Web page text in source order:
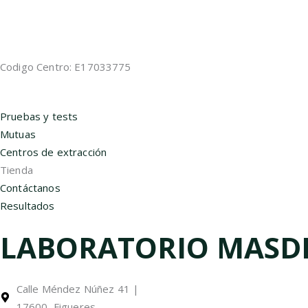
Codigo Centro: E17033775
Pruebas y tests
Mutuas
Centros de extracción
Tienda
Contáctanos
Resultados
LABORATORIO
Calle Méndez Núñez 41 |